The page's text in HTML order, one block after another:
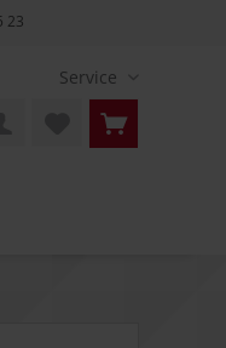
23
Service